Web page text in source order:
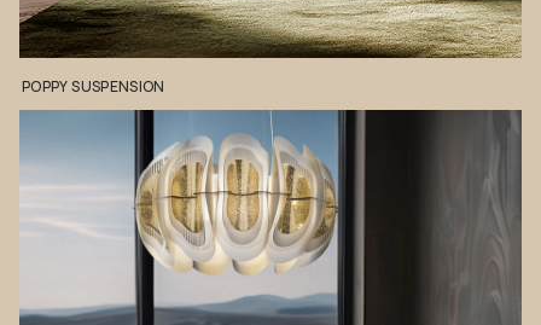
POPPYSUSPENSION